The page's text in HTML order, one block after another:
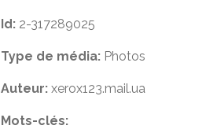
Id: 2-317289025
Type de média: Photos
Auteur: xerox123.mail.ua
Mots-clés: